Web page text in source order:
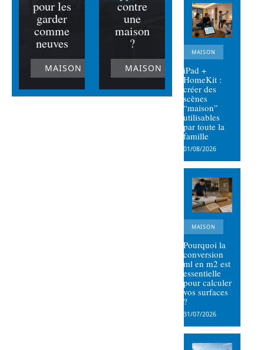
pour les
garder
comme
neuves
MAISON
contre
une
maison
?
MAISON
MAISON
iPad +
HomeKit :
créer des
scènes
“maison”
utilisables
par toute la
famille
01/08/2026
MAISON
Pourquoi la
conversion
ml en m2 est
essentielle
pour calculer
vos surfaces
?
31/07/2026